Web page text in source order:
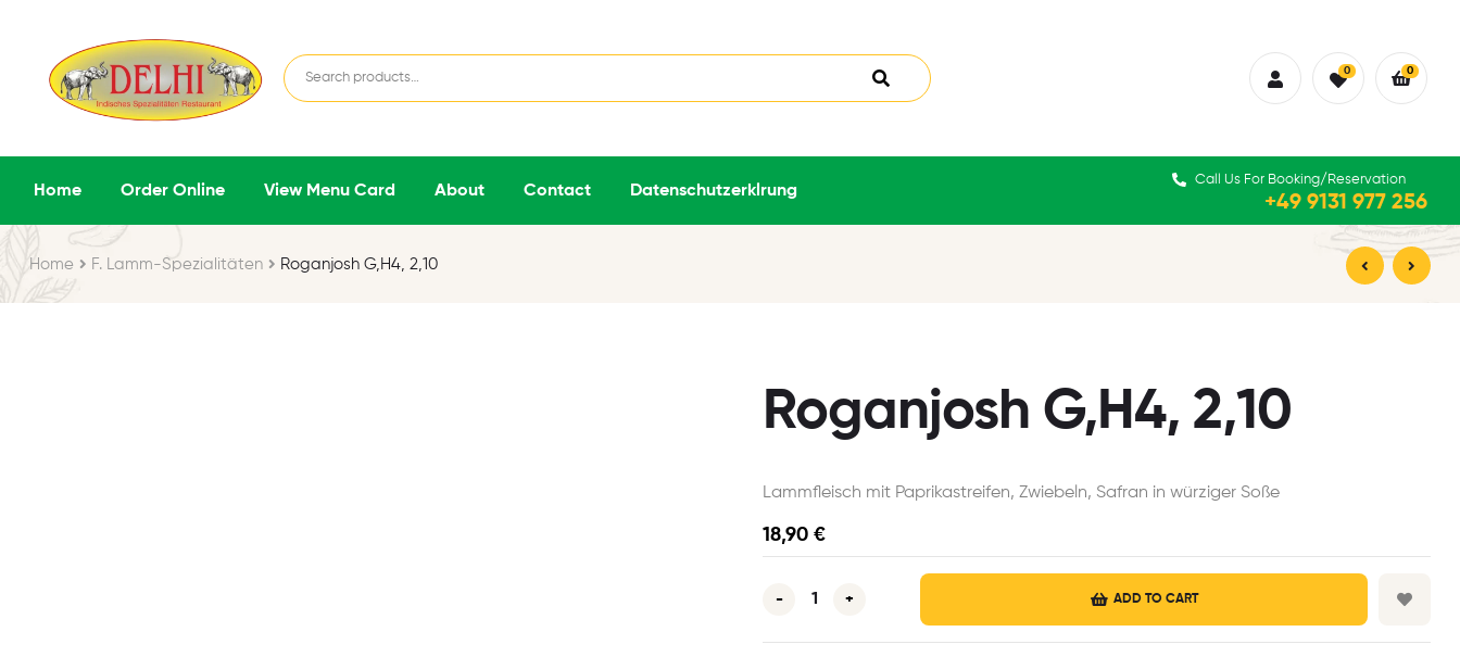
0 0
Home Order Online View Menu Card About Contact Datenschutzerklrung
Call Us For Booking/Reservation
+49 9131 977 256
Home F. Lamm-Spezialitäten Roganjosh G,H4, 2,10
Roganjosh G,H4, 2,10
Lammfleisch mit Paprikastreifen, Zwiebeln, Safran in würziger Soße
18,90 €
- + ADD TO CART